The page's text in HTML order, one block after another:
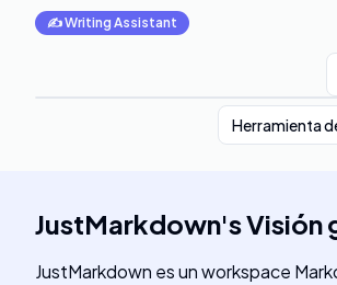
✍️Writing Assistant
Herramienta
JustMarkdown'sVisión
JustMarkdown es un workspace